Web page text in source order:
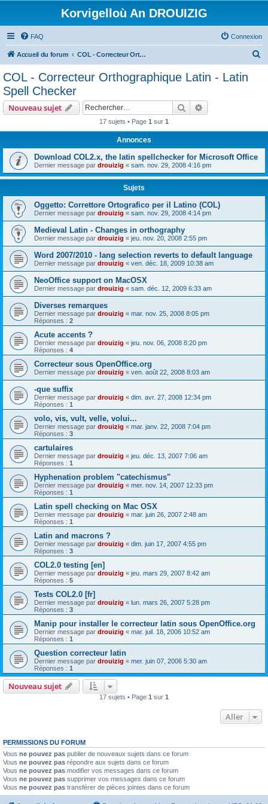
Korvigelloù An DROUIZIG
FAQ Connexion
Accueil du forum COL - Correcteur Orthographique Latin - Latin Spell Checker
COL - Correcteur Orthographique Latin - Latin
Spell Checker
Nouveau sujet Rechercher
17 sujets • Page 1 sur 1
Annonces
Download COL2.x, the latin spellchecker for Microsoft Office
Dernier message par drouizig « sam. nov. 29, 2008 4:16 pm
Sujets
Oggetto: Correttore Ortografico per il Latino (COL)
Dernier message par drouizig « sam. nov. 29, 2008 4:14 pm
Medieval Latin - Changes in orthography
Dernier message par drouizig « jeu. nov. 20, 2008 2:55 pm
Word 2007/2010 - lang selection reverts to default language
Dernier message par drouizig « ven. déc. 18, 2009 10:38 am
NeoOffice support on MacOSX
Dernier message par drouizig « sam. déc. 12, 2009 6:33 am
Diverses remarques
Dernier message par drouizig « mar. nov. 25, 2008 8:05 pm
Réponses : 2
Acute accents ?
Dernier message par drouizig « jeu. nov. 06, 2008 8:20 pm
Réponses : 4
Correcteur sous OpenOffice.org
Dernier message par drouizig « ven. août 22, 2008 8:03 am
-que suffix
Dernier message par drouizig « dim. avr. 27, 2008 12:34 pm
Réponses : 1
volo, vis, vult, velle, volui...
Dernier message par drouizig « mar. janv. 22, 2008 7:04 pm
Réponses : 3
cartulaires
Dernier message par drouizig « jeu. déc. 13, 2007 7:06 am
Réponses : 1
Hyphenation problem "catechismus"
Dernier message par drouizig « mer. nov. 14, 2007 12:33 pm
Réponses : 1
Latin spell checking on Mac OSX
Dernier message par drouizig « mar. juin 26, 2007 2:48 am
Réponses : 1
Latin and macrons ?
Dernier message par drouizig « dim. juin 17, 2007 4:55 pm
Réponses : 3
COL2.0 testing [en]
Dernier message par drouizig « jeu. mars 29, 2007 8:42 am
Réponses : 5
Tests COL2.0 [fr]
Dernier message par drouizig « lun. mars 26, 2007 5:28 pm
Réponses : 3
Manip pour installer le correcteur latin sous OpenOffice.org
Dernier message par drouizig « mar. juil. 18, 2006 10:52 am
Réponses : 1
Question correcteur latin
Dernier message par drouizig « mer. juin 07, 2006 5:30 am
Réponses : 1
Nouveau sujet
17 sujets • Page 1 sur 1
Aller
PERMISSIONS DU FORUM
Vous ne pouvez pas publier de nouveaux sujets dans ce forum
Vous ne pouvez pas répondre aux sujets dans ce forum
Vous ne pouvez pas modifier vos messages dans ce forum
Vous ne pouvez pas supprimer vos messages dans ce forum
Vous ne pouvez pas transférer de pièces jointes dans ce forum